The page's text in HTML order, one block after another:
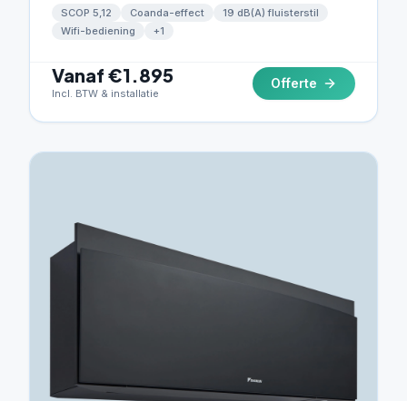
SCOP 5,12 Coanda-effect
19 dB(A) fluisterstil
Wifi-bediening
+1
Vanaf €1.895
Incl. BTW & installatie
Offerte